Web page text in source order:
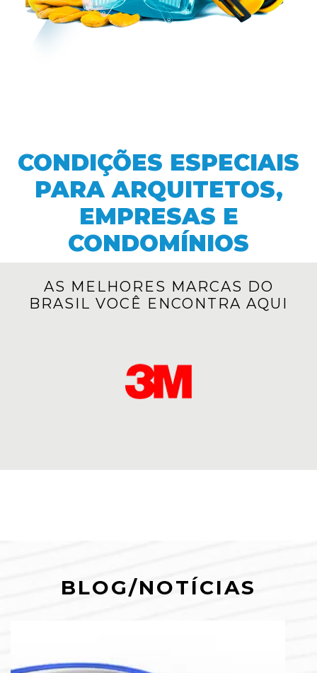
CONDIÇÕES ESPECIAIS
PARA ARQUITETOS,
EMPRESAS E
CONDOMÍNIOS
AS MELHORES MARCAS DO
BRASIL VOCÊ ENCONTRA AQUI
BLOG/NOTÍCIAS